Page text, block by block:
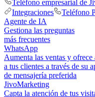
Teléfono empresarial de
Integraciones
Teléfono
Agente de IA
Gestiona las preguntas
más frecuentes
WhatsApp
Aumenta las ventas y ofrece
a tus clientes a través de su
de mensajería preferida
JivoMarketing
Capta la atención de tus